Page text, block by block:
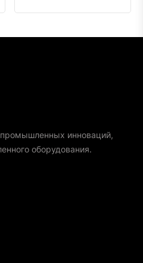
инноваций,
оборудования.